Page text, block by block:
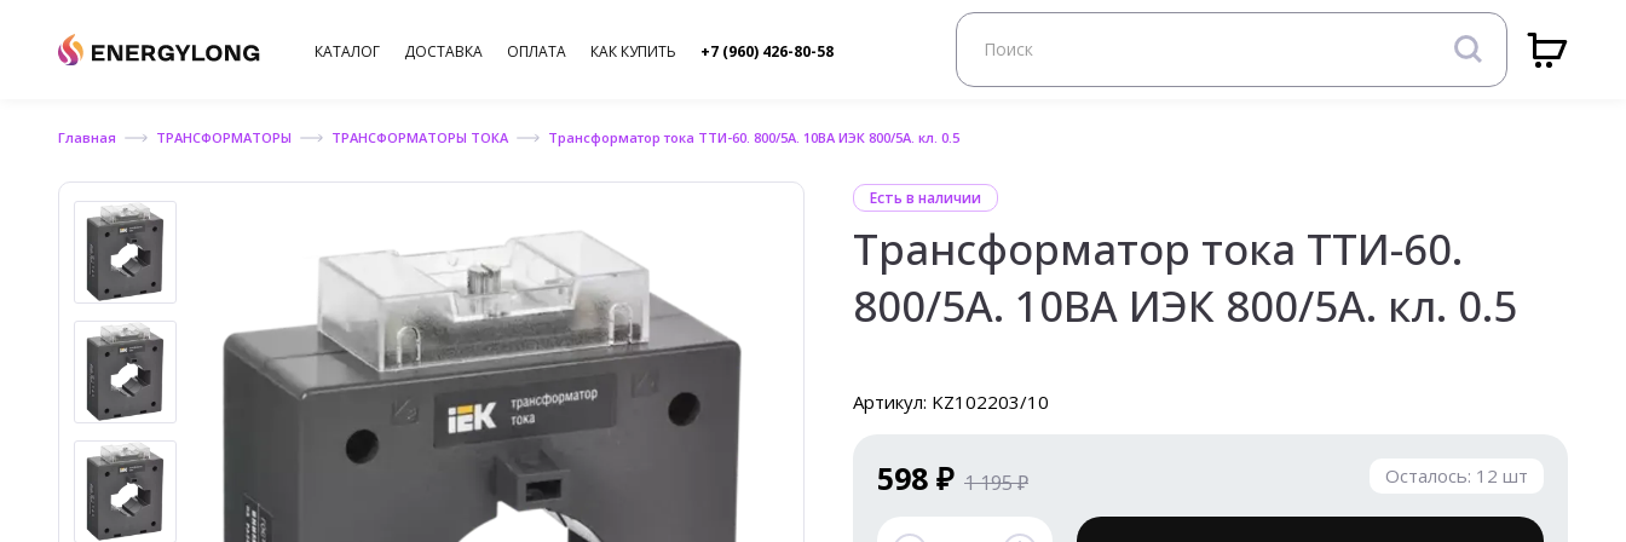
КАТАЛОГ ДОСТАВКА ОПЛАТА КАК КУПИТЬ +7 (960) 426-80-58
Главная ТРАНСФОРМАТОРЫ ТРАНСФОРМАТОРЫ ТОКА Трансформатор тока ТТИ-60. 800/5А. 10ВА ИЭК 800/5А. кл. 0.5
Есть в наличии
Трансформатор тока ТТИ-60.
800/5А. 10ВА ИЭК 800/5А. кл. 0.5
Артикул: KZ102203/10
598 ₽ 1 195 ₽ Осталось: 12 шт